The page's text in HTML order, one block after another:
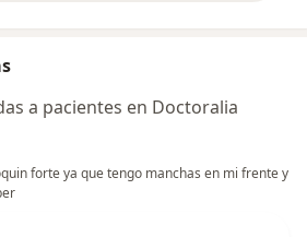
a pacientes en Doctoralia
forte ya que tengo manchas en mi frente y